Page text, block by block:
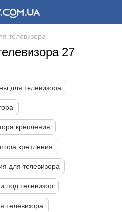
телевизора
27
для телевизора
крепления
крепления
для телевизора
под телевизор
телевизора